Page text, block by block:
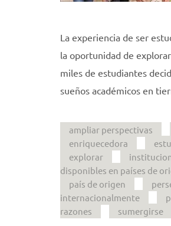
La experiencia de ser
la oportunidad de
miles de estudiantes
sueños académicos en
ampliar perspectivas
enriquecedora
explorar
disponibles en países de
país de origen
internacionalmente
razones
sumergirse